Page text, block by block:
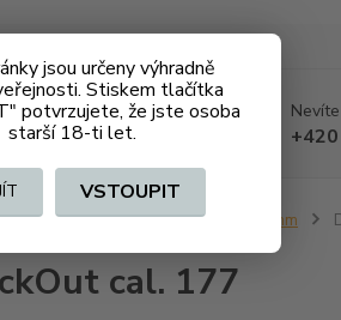
jsou určeny výhradně
Stiskem tlačítka
potvrzujete, že jste osoba
starší 18-ti let.
VSTOUPIT
Hledat
prodejné) Diabolky a broky 4,5 mm
cal. 177